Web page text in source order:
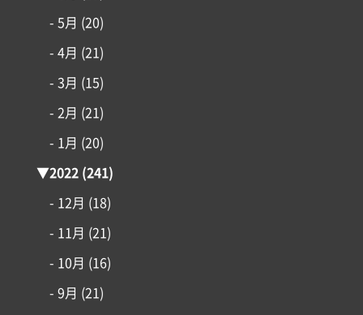
- 5月 (20)
- 4月 (21)
- 3月 (15)
- 2月 (21)
- 1月 (20)
▼2022 (241)
- 12月 (18)
- 11月 (21)
- 10月 (16)
- 9月 (21)